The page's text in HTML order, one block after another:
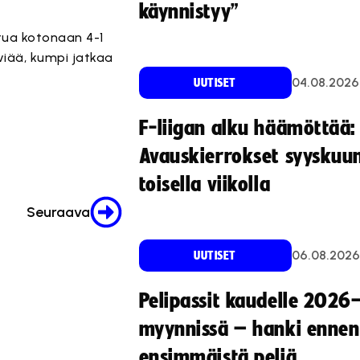
kotonaan 4-1
kumpi jatkaa
Seuraava
käynnistyy”
UUTISET 04.08.2026
F-liigan alku häämöttää:
Avauskierrokset
toisella viikolla
UUTISET 06.08.2026
Pelipassit kaudelle
myynnissä – hanki ennen